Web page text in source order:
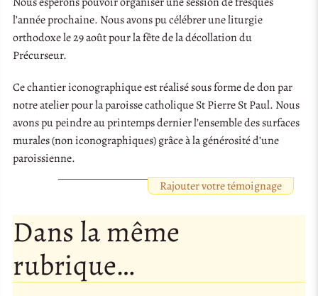
l’année prochaine. Nous avons pu célébrer une liturgie
orthodoxe le 29 août pour la fête de la décollation du
Précurseur.
Ce chantier iconographique est réalisé sous forme de don par
notre atelier pour la paroisse catholique St Pierre St Paul. Nous
avons pu peindre au printemps dernier l’ensemble des surfaces
murales (non iconographiques) grâce à la générosité d’une
paroissienne.
Rajouter votre témoignage
Dans la même
rubrique…